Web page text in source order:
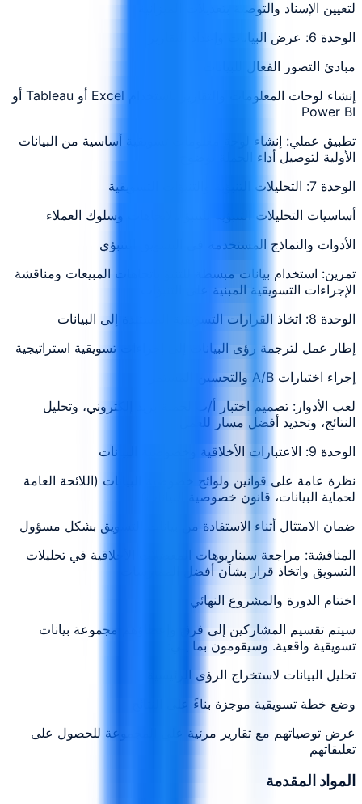
لتعيين الإسناد والتوصية بتعديلات الميزانية
الوحدة 6: عرض البيانات وإعداد التقارير
مبادئ التصور الفعال للبيانات
إنشاء لوحات المعلومات والتقارير باستخدام Excel أو Tableau أو
Power BI
تطبيق عملي: إنشاء لوحة معلومات تسويقية أساسية من البيانات
الأولية لتوصيل أداء الحملة بوضوح
الوحدة 7: التحليلات التنبؤية والتنبؤات التسويقية
أساسيات التحليلات التنبؤية للتنبؤ بالاتجاهات وسلوك العملاء
الأدوات والنماذج المستخدمة في التسويق التنبؤي
تمرين: استخدام بيانات مبسطة للتنبؤ باتجاهات المبيعات ومناقشة
الإجراءات التسويقية المبنية على التنبؤات
الوحدة 8: اتخاذ القرارات التسويقية المستندة إلى البيانات
إطار عمل لترجمة رؤى البيانات إلى إجراءات تسويقية استراتيجية
إجراء اختبارات A/B والتحسين المستمر
لعب الأدوار: تصميم اختبار أ/ب لحملة بريد إلكتروني، وتحليل
النتائج، وتحديد أفضل مسار للعمل
الوحدة 9: الاعتبارات الأخلاقية وخصوصية البيانات
نظرة عامة على قوانين ولوائح خصوصية البيانات (اللائحة العامة
لحماية البيانات، قانون خصوصية البيانات)
ضمان الامتثال أثناء الاستفادة من بيانات التسويق بشكل مسؤول
المناقشة: مراجعة سيناريوهات المعضلات الأخلاقية في تحليلات
التسويق واتخاذ قرار بشأن أفضل الممارسات
اختتام الدورة والمشروع النهائي
سيتم تقسيم المشاركين إلى فرق وإعطاؤهم مجموعة بيانات
تسويقية واقعية. وسيقومون بما يلي:
تحليل البيانات لاستخراج الرؤى الرئيسية
وضع خطة تسويقية موجزة بناءً على النتائج
عرض توصياتهم مع تقارير مرئية على المجموعة للحصول على
تعليقاتهم
المواد المقدمة